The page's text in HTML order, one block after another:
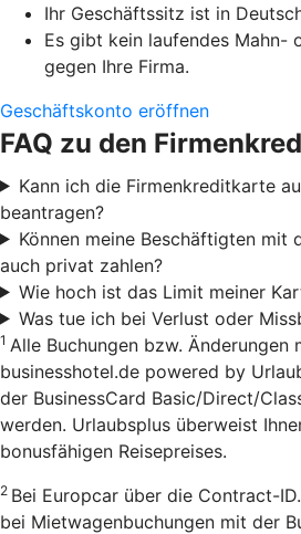
Ihr Geschäftssitz ist in
Es gibt kein laufendes Mahn-
gegen Ihre Firma.
Geschäftskonto eröffnen
FAQ zu den
Kann ich die Firmenkreditkarte
beantragen?
Können meine Beschäftigten mit
auch privat zahlen?
Wie hoch ist das Limit meiner
Was tue ich bei Verlust oder
1 Alle Buchungen bzw. Änderungen
businesshotel.de powered by
der BusinessCard Basic/Direct/
werden. Urlaubsplus überweist
bonusfähigen Reisepreises.
2 Bei Europcar über die Contract-
bei Mietwagenbuchungen mit der